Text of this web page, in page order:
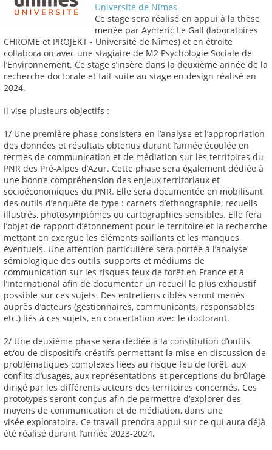
Université de Nîmes
Ce stage sera réalisé en appui à la thèse
menée par Aymeric Le Gall (laboratoires
CHROME et PROJEKT - Université de Nîmes) et en étroite
collabora on avec une stagiaire de M2 Psychologie Sociale de
l’Environnement. Ce stage s’insère dans la deuxième année de la
recherche doctorale et fait suite au stage en design réalisé en
2024.
Il vise plusieurs objectifs :
1/ Une première phase consistera en l’analyse et l’appropriation
des données et résultats obtenus durant l’année écoulée en
termes de communication et de médiation sur les territoires du
PNR des Pré-Alpes d’Azur. Cette phase sera également dédiée à
une bonne compréhension des enjeux territoriaux et
socioéconomiques du PNR. Elle sera documentée en mobilisant
des outils d’enquête de type : carnets d’ethnographie, recueils
illustrés, photosymptômes ou cartographies sensibles. Elle fera
l’objet de rapport d’étonnement pour le territoire et la recherche
mettant en exergue les éléments saillants et les manques
éventuels. Une attention particulière sera portée à l’analyse
sémiologique des outils, supports et médiums de
communication sur les risques feux de forêt en France et à
l’international afin de documenter un recueil le plus exhaustif
possible sur ces sujets. Des entretiens ciblés seront menés
auprès d’acteurs (gestionnaires, communicants, responsables
etc.) liés à ces sujets, en concertation avec le doctorant.
2/ Une deuxième phase sera dédiée à la constitution d’outils
et/ou de dispositifs créatifs permettant la mise en discussion de
problématiques complexes liées au risque feu de forêt, aux
conflits d’usages, aux représentations et perceptions du brûlage
dirigé par les différents acteurs des territoires concernés. Ces
prototypes seront conçus afin de permettre d’explorer des
moyens de communication et de médiation, dans une
visée exploratoire. Ce travail prendra appui sur ce qui aura déjà
été réalisé durant l’année 2023-2024.